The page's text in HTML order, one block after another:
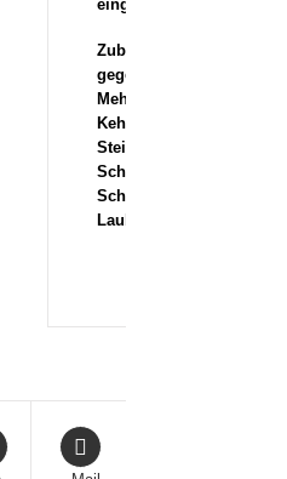
eingestellt
Zubehör
gegen
Mehrpreis
Kehrgutbehälter,
Steinschlagschutzplane,
Schneeräumschild,
Schneeketten,
Laubsammler